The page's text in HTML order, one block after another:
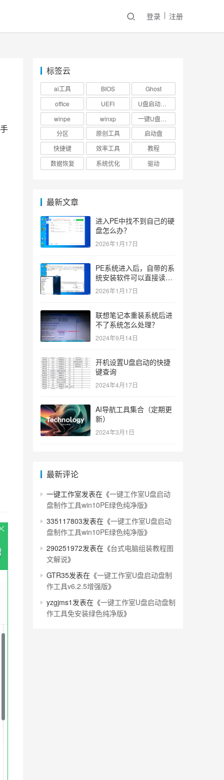
登录 注册
标签云
ai工具 BIOS
Ghost
office
UEFI
winpe
winxp
分区
原创工具
启动盘
快捷键
效率工具
教程
数据恢复
系统优化 驱动
最新文章
进入PE中找不到自己的硬
盘怎么办？
2026年1月17日
PE系统进入后，自带的系
统安装软件可以直接读取
ISO吗？如果不行有什么
解决办法？
2026年1月17日
联想笔记本重装系统后进
不了系统怎么处理？
2024年9月14日
开机设置U盘启动的快捷
键查询
2024年4月17日
AI导航工具集合（定期更
新）
2024年3月1日
最新评论
一键工作室发表在《一键工作室U盘启动
盘制作工具win10PE绿色纯净版》
335117803发表在《一键工作室U盘启动
盘制作工具win10PE绿色纯净版》
290251972发表在《台式电脑组装教程图
文解说》
GTR35发表在《一键工作室U盘启动盘制
作工具v6.2.5增强版》
yzgjms1 发表在《一键工作室U盘启动盘制
作工具免安装绿色纯净版》